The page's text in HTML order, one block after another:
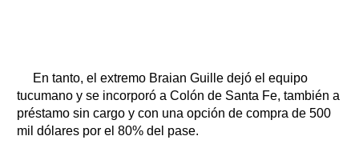
En tanto, el extremo Braian Guille dejó el equipo
tucumano y se incorporó a Colón de Santa Fe, también a
préstamo sin cargo y con una opción de compra de 500
mil dólares por el 80% del pase.